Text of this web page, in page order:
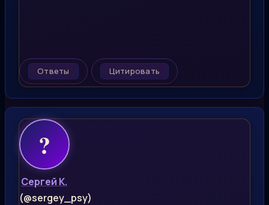
Ответы Цитировать
Сергей К.
(@sergey_psy)